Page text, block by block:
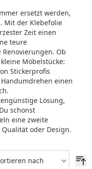
ersetzt werden,
Mit der Klebefolie
Zeit einen
teure
Ob
Möbelstücke:
Stickerprofis
einen
Lösung,
schonst
eine zweite
Qualität oder Design.